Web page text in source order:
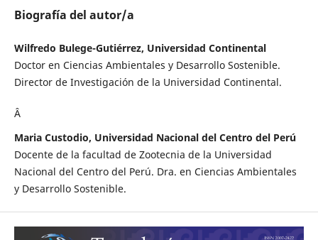
Biografía del autor/a
Wilfredo Bulege-Gutiérrez, Universidad Continental
Doctor en Ciencias Ambientales y Desarrollo Sostenible.
Director de Investigación de la Universidad Continental.
Â
Maria Custodio, Universidad Nacional del Centro del Perú
Docente de la facultad de Zootecnia de la Universidad
Nacional del Centro del Perú. Dra. en Ciencias Ambientales
y Desarrollo Sostenible.